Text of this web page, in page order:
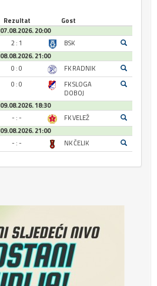
Rezultat
Gost
07.08.2026. 20:00
2 : 1
BSK
08.08.2026. 21:00
0 : 0
FK RADNIK
0 : 0
FK SLOGA
DOBOJ
09.08.2026. 18:30
- : -
FK VELEŽ
09.08.2026. 21:00
- : - NK ČELIK